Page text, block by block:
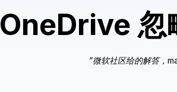
OneDrive 忽
微软社区给的解答，